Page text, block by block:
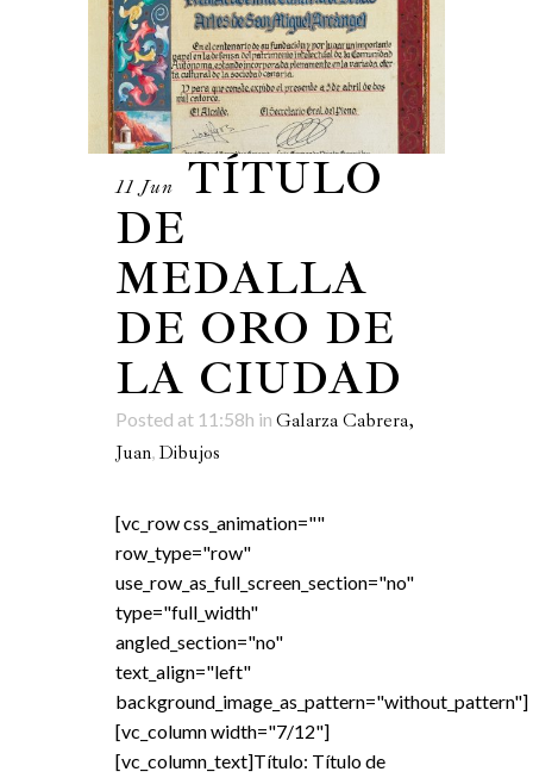
11 Jun
TÍTULO
DE
MEDALLA
DE ORO DE
LA CIUDAD
Posted at 11:58h in Galarza Cabrera,
Juan, Dibujos
[vc_row css_animation=""
row_type="row"
use_row_as_full_screen_section="no"
type="full_width"
angled_section="no"
text_align="left"
background_image_as_pattern="without_pattern"]
[vc_column width="7/12"]
[vc_column_text]Título: Título de